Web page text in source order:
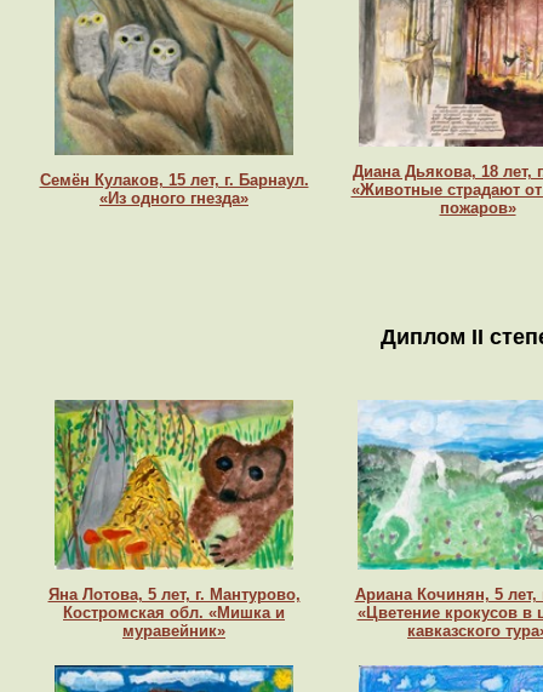
Семён Кулаков, 15 лет, г. Барнаул.
«Из одного гнезда»
Диана Дьякова, 18 лет,
«Животные страдают
пожаров»
Диплом II
Яна Лотова, 5 лет, г. Мантурово,
Костромская обл. «Мишка и
муравейник»
Ариана Кочинян, 5 лет,
«Цветение крокусов в
кавказского